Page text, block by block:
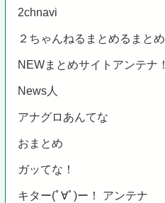
2chnavi
２ちゃんねるまとめるまとめ
NEWまとめサイトアンテナ！
News人
アナグロあんてな
おまとめ
ガッてな！
キター(ﾟ∀ﾟ)ー！ アンテナ